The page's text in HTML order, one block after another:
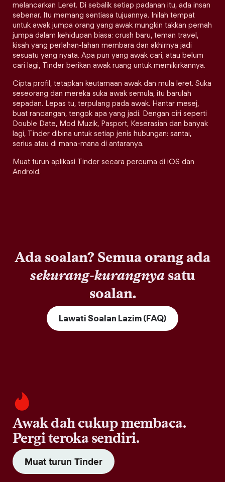
melancarkan Leret. Di sebalik setiap padanan itu, ada insan
sebenar. Itu memang sentiasa tujuannya. Inilah tempat
untuk awak jumpa orang yang awak mungkin takkan pernah
jumpa dalam kehidupan biasa: crush baru, teman travel,
kisah yang perlahan-lahan membara dan akhirnya jadi
sesuatu yang nyata. Apa pun yang awak cari, atau belum
cari lagi, Tinder berikan awak ruang untuk memikirkannya.
Cipta profil, tetapkan keutamaan awak dan mula leret. Suka
seseorang dan mereka suka awak semula, itu barulah
sepadan. Lepas tu, terpulang pada awak. Hantar mesej,
buat rancangan, tengok apa yang jadi. Dengan ciri seperti
Double Date, Mod Muzik, Pasport, Keserasian dan banyak
lagi, Tinder dibina untuk setiap jenis hubungan: santai,
serius atau di mana-mana di antaranya.
Muat turun aplikasi Tinder secara percuma di iOS dan
Android.
Ada soalan? Semua orang ada
sekurang-kurangnya satu
soalan.
Lawati Soalan Lazim (FAQ)
Awak dah cukup membaca.
Pergi teroka sendiri.
Muat turun Tinder